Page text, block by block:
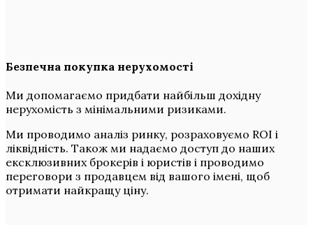
Безпечна покупка нерухомості
Ми допомагаємо придбати найбільш дохідну
нерухомість з мінімальними ризиками.
Ми проводимо аналіз ринку, розраховуємо ROI і
ліквідність. Також ми надаємо доступ до наших
ексклюзивних брокерів і юристів і проводимо
переговори з продавцем від вашого імені, щоб
отримати найкращу ціну.